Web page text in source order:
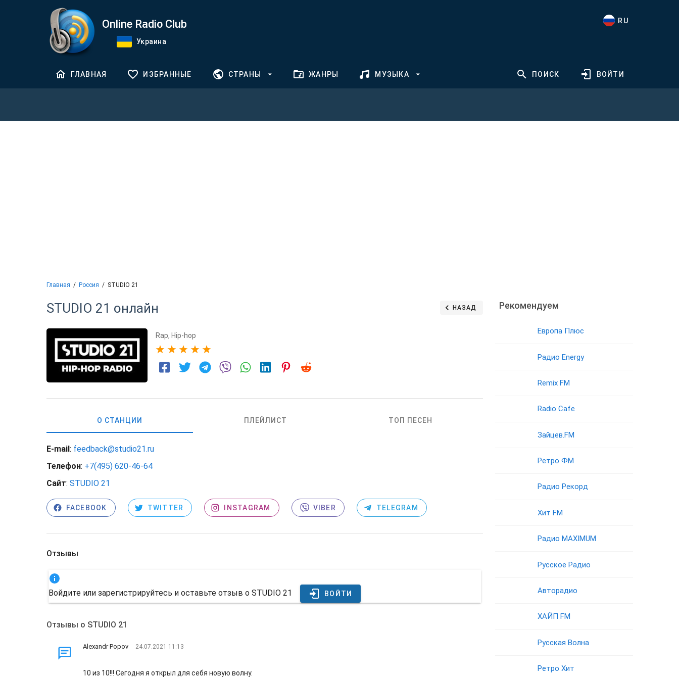
Online Radio Club
Украина
RU
ГЛАВНАЯ ИЗБРАННЫЕ СТРАНЫ ЖАНРЫ МУЗЫКА ПОИСК ВОЙТИ
Главная Россия STUDIO 21
STUDIO 21 онлайн НАЗАД
Rap, Hip-hop
О СТАНЦИИ ПЛЕЙЛИСТ ТОП ПЕСЕН
E-mail: feedback@studio21.ru
Телефон: +7(495) 620-46-64
Сайт: STUDIO 21
FACEBOOK TWITTER INSTAGRAM VIBER TELEGRAM
Отзывы
Войдите или зарегистрируйтесь и оставьте отзыв о STUDIO 21 ВОЙТИ
Отзывы о STUDIO 21
Alexandr Popov 24.07.2021 11:13
10 из 10!!! Сегодня я открыл для себя новую волну.
Рекомендуем
Европа Плюс
Радио Energy
Remix FM
Radio Cafe
Зайцев.FM
Ретро ФМ
Радио Рекорд
Хит FM
Радио MAXIMUM
Русское Радио
Авторадио
ХАЙП FM
Русская Волна
Ретро Хит